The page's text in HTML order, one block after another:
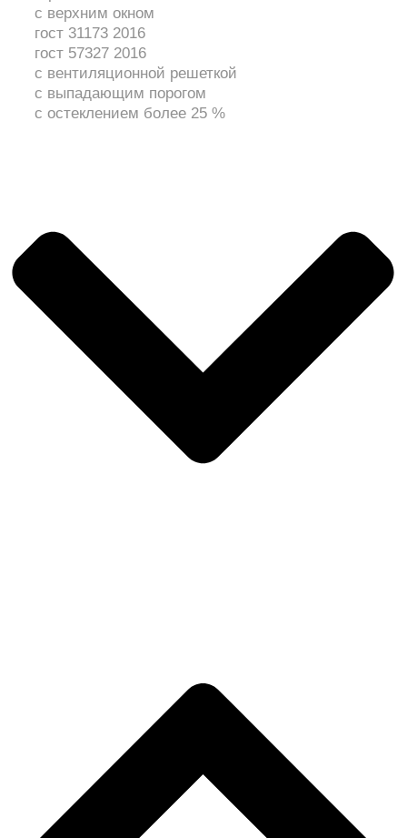
с верхним окном
гост 31173 2016
гост 57327 2016
с вентиляционной решеткой
с выпадающим порогом
с остеклением более 25 %